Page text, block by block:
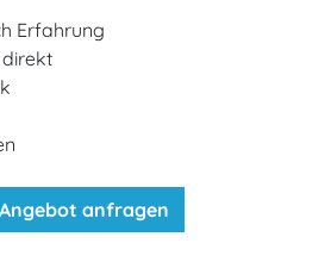
Erfahrung
anfragen